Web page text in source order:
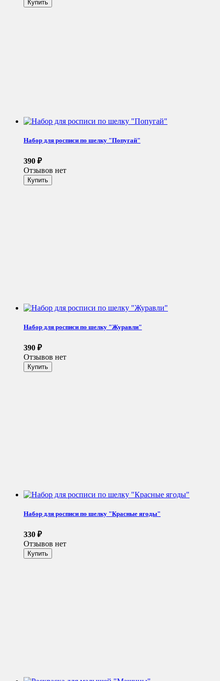
Набор для росписи по шелку "Попугай"
390 ₽
Отзывов нет
Набор для росписи по шелку "Журавли"
390 ₽
Отзывов нет
Набор для росписи по шелку "Красные ягоды"
330 ₽
Отзывов нет